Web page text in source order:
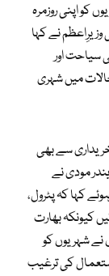
کو اپنی روزمرہ
وزیرِاعظم نے کہا
سیاحت اور
میں شہری
سے بھی
مودی نے
کہا کہ پٹرول،
کیونکہ بھارت
نے شہریوں کو
کی ترغیب